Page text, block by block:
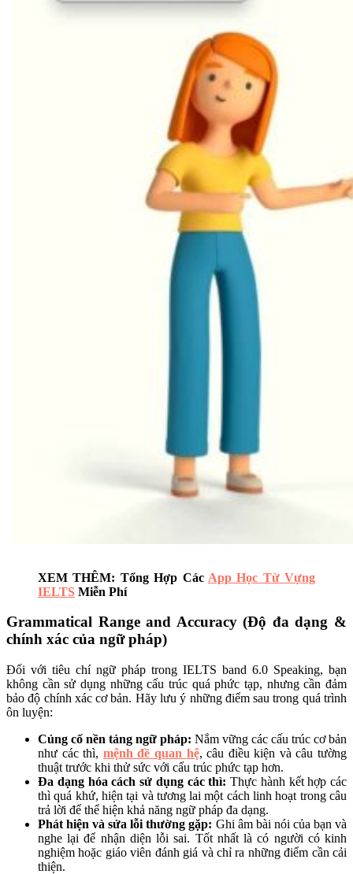
XEM THÊM: Tổng Hợp Các App Học Từ Vựng
IELTS Miễn Phí
Grammatical Range and Accuracy (Độ đa dạng &
chính xác của ngữ pháp)
Đối với tiêu chí ngữ pháp trong IELTS band 6.0 Speaking, bạn
không cần sử dụng những cấu trúc quá phức tạp, nhưng cần đảm
bảo độ chính xác cơ bản. Hãy lưu ý những điểm sau trong quá trình
ôn luyện:
Củng cố nền tảng ngữ pháp: Nắm vững các cấu trúc cơ bản
như các thì, mệnh đề quan hệ, câu điều kiện và câu tường
thuật trước khi thử sức với cấu trúc phức tạp hơn.
Đa dạng hóa cách sử dụng các thì: Thực hành kết hợp các
thì quá khứ, hiện tại và tương lai một cách linh hoạt trong câu
trả lời để thể hiện khả năng ngữ pháp đa dạng.
Phát hiện và sửa lỗi thường gặp: Ghi âm bài nói của bạn và
nghe lại để nhận diện lỗi sai. Tốt nhất là có người có kinh
nghiệm hoặc giáo viên đánh giá và chỉ ra những điểm cần cải
thiện.